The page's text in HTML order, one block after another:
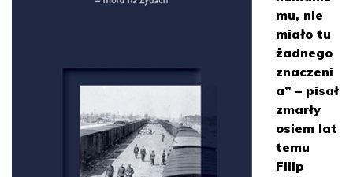
mu, nie
miało tu
żadnego
znaczeni
a” – pisał
zmarły
osiem lat
temu
Filip